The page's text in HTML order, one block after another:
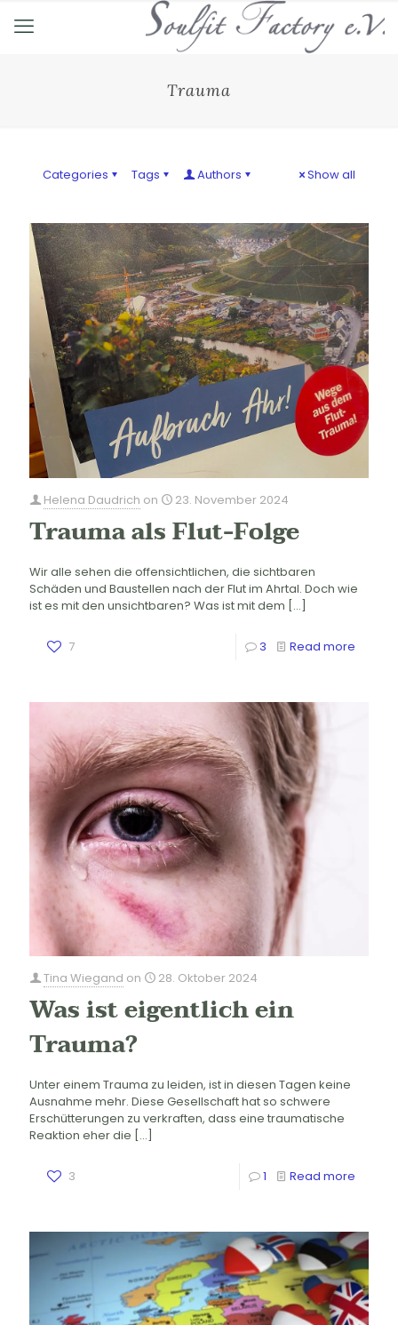
Trauma
Categories Tags Authors Show all
Helena Daudrich on 23. November 2024
Trauma als Flut-Folge
Wir alle sehen die offensichtlichen, die sichtbaren
Schäden und Baustellen nach der Flut im Ahrtal. Doch wie
ist es mit den unsichtbaren? Was ist mit dem […]
7 3 Read more
Tina Wiegand on 28. Oktober 2024
Was ist eigentlich ein
Trauma?
Unter einem Trauma zu leiden, ist in diesen Tagen keine
Ausnahme mehr. Diese Gesellschaft hat so schwere
Erschütterungen zu verkraften, dass eine traumatische
Reaktion eher die […]
3 1 Read more